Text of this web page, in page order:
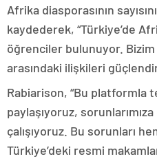
Afrika diasporasının
kaydederek, “Türkiye’de
öğrenciler bulunuyor. Bizim
arasındaki ilişkileri
Rabiarison, “Bu platformla
paylaşıyoruz,
çalışıyoruz. Bu sorunları
Türkiye’deki resmi